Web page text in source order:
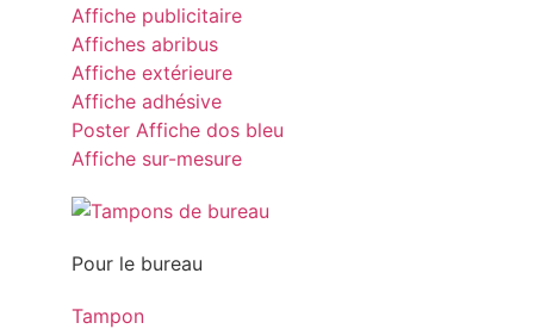
Affiche publicitaire
Affiches abribus
Affiche extérieure
Affiche adhésive
Poster Affiche dos bleu
Affiche sur-mesure
Pour le bureau
Tampon